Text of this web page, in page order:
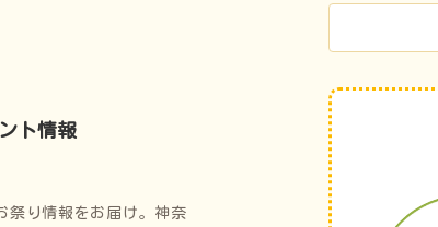
ト情報
り情報をお届け。神奈
検